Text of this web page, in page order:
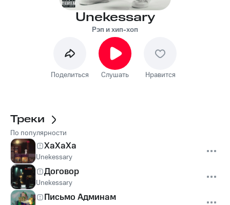
Unekessary
Рэп и хип-хоп
Поделиться Слушать Нравится
Треки
По популярности
ХаХаХа
Unekessary
Договор
Unekessary
Письмо Админам